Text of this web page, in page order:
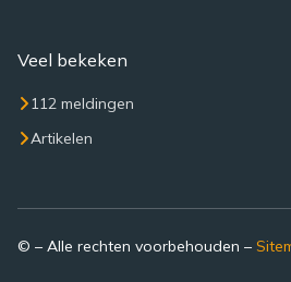
Veel bekeken
112 meldingen
Artikelen
© – Alle rechten voorbehouden –